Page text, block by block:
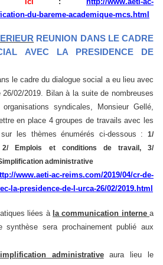
du-bareme-academique-mcs.html
REUNION DANS LE CADRE
AVEC LA PRESIDENCE DE
le cadre du dialogue social a eu lieu avec
26/02/2019. Bilan à la suite de nombreuses
syndicales, Monsieur Gellé,
en place 4 groupes de travails avec les
les thèmes énumérés ci-dessous : 1/
2/ Emplois et conditions de travail, 3/
administrative
www.aeti-ac-reims.com/2019/04/cr-de-
la-presidence-de-l-urca-26/02/2019.html
liées à la communication internea
synthèse sera prochainement publié aux
administrativeaura lieu le